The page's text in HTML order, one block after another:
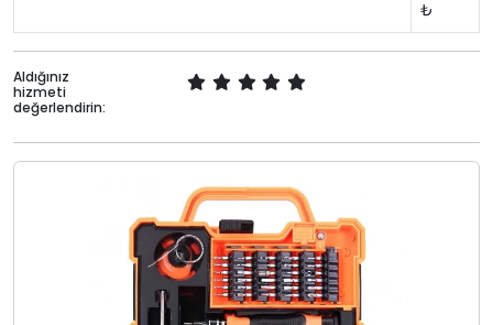
₺
Aldığınız
hizmeti
değerlendirin: